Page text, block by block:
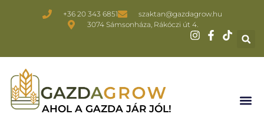
+36 20 343 6851
szaktan@gazdagrow.hu
3074 Sámsonháza, Rákóczi út 4.
AHOL A GAZDA JÁR JÓL!